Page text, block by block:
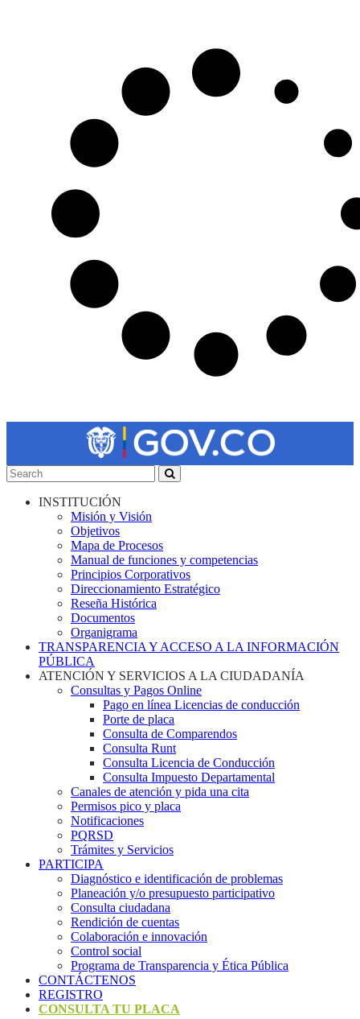
INSTITUCIÓN
Misión y Visión
Objetivos
Mapa de Procesos
Manual de funciones y competencias
Principios Corporativos
Direccionamiento Estratégico
Reseña Histórica
Documentos
Organigrama
TRANSPARENCIA Y ACCESO A LA INFORMACIÓN
PÚBLICA
ATENCIÓN Y SERVICIOS A LA CIUDADANÍA
Consultas y Pagos Online
Pago en línea Licencias de conducción
Porte de placa
Consulta de Comparendos
Consulta Runt
Consulta Licencia de Conducción
Consulta Impuesto Departamental
Canales de atención y pida una cita
Permisos pico y placa
Notificaciones
PQRSD
Trámites y Servicios
PARTICIPA
Diagnóstico e identificación de problemas
Planeación y/o presupuesto participativo​
Consulta ciudadana
Rendición de cuentas
Colaboración e innovación
Control social
Programa de Transparencia y Ética Pública
CONTÁCTENOS
REGISTRO
CONSULTA TU PLACA